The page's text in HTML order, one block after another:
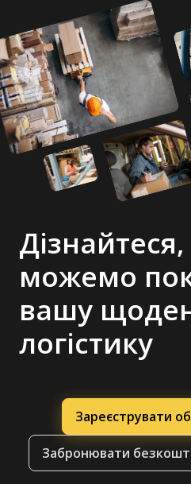
можемо
вашу
логістику
Зареєструвати
Забронювати